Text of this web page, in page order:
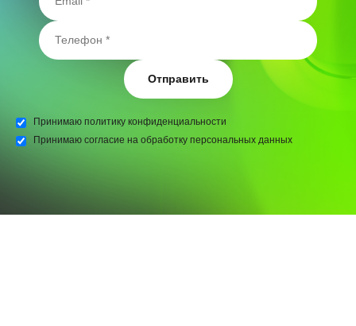
Отправить
Принимаю политику конфиденциальности
Принимаю согласие на обработку персональных данных